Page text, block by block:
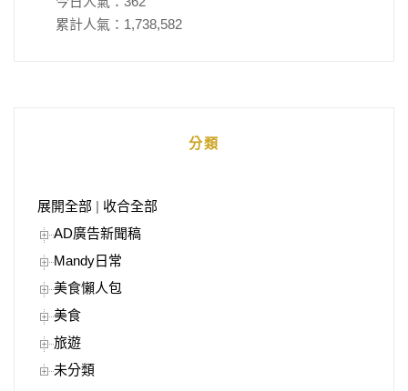
累計人氣： 1,738,582
分類
展開全部
收合全部
AD廣告新聞稿
Mandy日常
美食懶人包
美食
旅遊
未分類